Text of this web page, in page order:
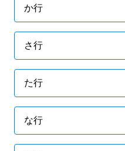
か行
さ行
た行
な行